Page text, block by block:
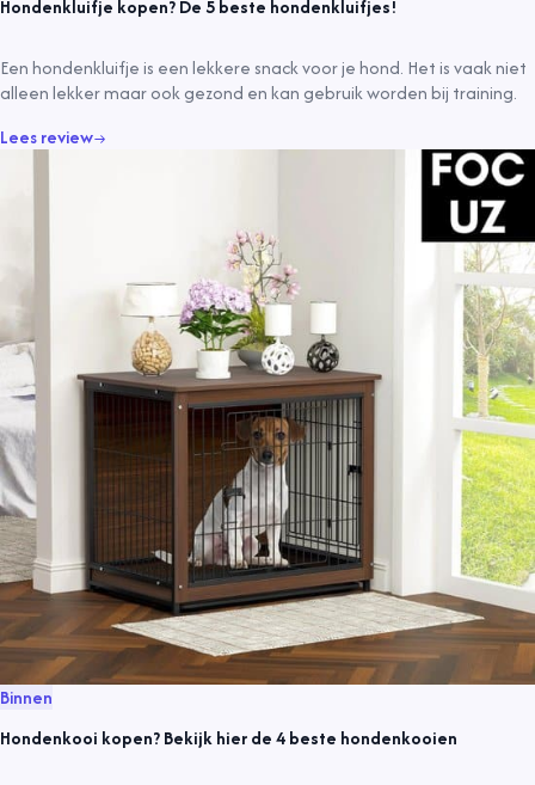
Hondenkluifje kopen? De 5 beste hondenkluifjes!
Een hondenkluifje is een lekkere snack voor je hond. Het is vaak niet
alleen lekker maar ook gezond en kan gebruik worden bij training.
Lees review
Binnen
Hondenkooi kopen? Bekijk hier de 4 beste hondenkooien